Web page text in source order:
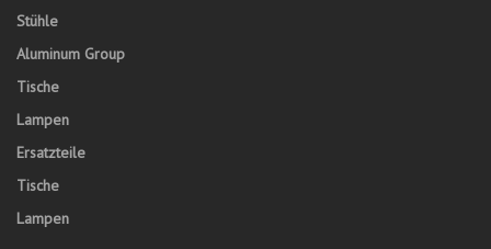
Stühle
Aluminum Group
Tische
Lampen
Ersatzteile
Tische
Lampen